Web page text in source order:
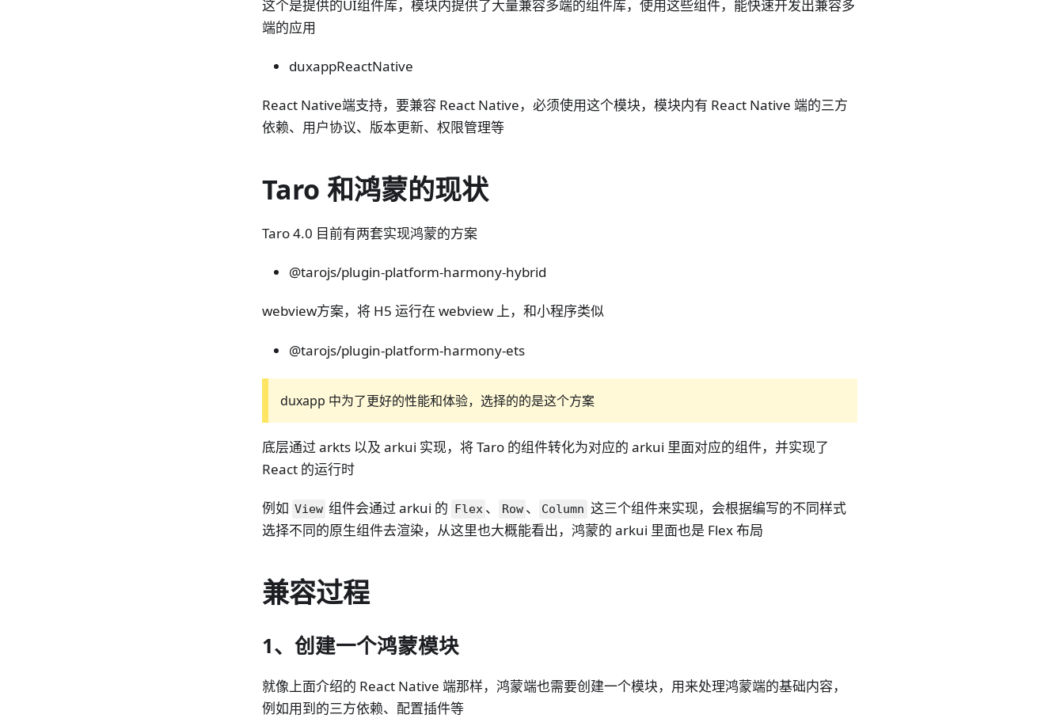
这个是提供的UI组件库，模块内提供了大量兼容多端的组件库，使用这些组件，能快速开发出兼容多
端的应用
duxappReactNative
React Native端支持，要兼容 React Native，必须使用这个模块，模块内有 React Native 端的三方
依赖、用户协议、版本更新、权限管理等
Taro 和鸿蒙的现状
Taro 4.0 目前有两套实现鸿蒙的方案
@tarojs/plugin-platform-harmony-hybrid
webview方案，将 H5 运行在 webview 上，和小程序类似
@tarojs/plugin-platform-harmony-ets
duxapp 中为了更好的性能和体验，选择的的是这个方案
底层通过 arkts 以及 arkui 实现，将 Taro 的组件转化为对应的 arkui 里面对应的组件，并实现了
React 的运行时
例如 View 组件会通过 arkui 的 Flex 、 Row 、 Column 这三个组件来实现，会根据编写的不同样式
选择不同的原生组件去渲染，从这里也大概能看出，鸿蒙的 arkui 里面也是 Flex 布局
兼容过程
1、创建一个鸿蒙模块
就像上面介绍的 React Native 端那样，鸿蒙端也需要创建一个模块，用来处理鸿蒙端的基础内容，
例如用到的三方依赖、配置插件等